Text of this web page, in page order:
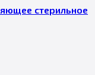
стерильное